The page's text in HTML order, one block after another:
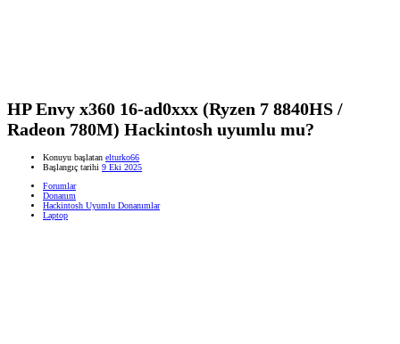
HP Envy x360 16-ad0xxx (Ryzen 7 8840HS /
Radeon 780M) Hackintosh uyumlu mu?
Konuyu başlatan elturko66
Başlangıç tarihi 9 Eki 2025
Forumlar
Donanım
Hackintosh Uyumlu Donanımlar
Laptop